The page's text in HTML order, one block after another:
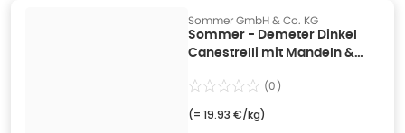
Sommer GmbH & Co. KG
Sommer - Demeter Dinkel
Canestrelli mit Mandeln &
(0)
(= 19.93 €/kg)